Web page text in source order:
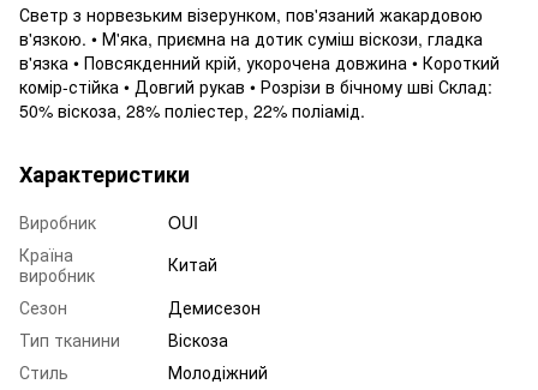
Светр з норвезьким візерунком, пов'язаний жакардовою
в'язкою. • М'яка, приємна на дотик суміш віскози, гладка
в'язка • Повсякденний крій, укорочена довжина • Короткий
комір-стійка • Довгий рукав • Розрізи в бічному шві Склад:
50% віскоза, 28% поліестер, 22% поліамід.
Характеристики
Виробник
OUI
Країна
виробник
Китай
Сезон
Демисезон
Тип тканини
Віскоза
Стиль
Молодіжний